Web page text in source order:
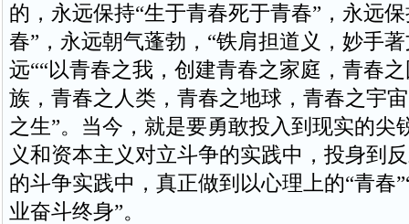
的，永远保持“生于青春死于青春”，永远
春”，永远朝气蓬勃，“铁肩担道义，妙手
远““以青春之我，创建青春之家庭，青春
族，青春之人类，青春之地球，青春之宇
之生”。当今，就是要勇敢投入到现实的尖
义和资本主义对立斗争的实践中，投身到
的斗争实践中，真正做到以心理上的“青春
业奋斗终身”。